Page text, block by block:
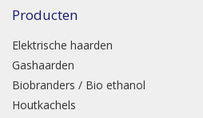
Producten
Elektrische haarden
Gashaarden
Biobranders / Bio ethanol
Houtkachels